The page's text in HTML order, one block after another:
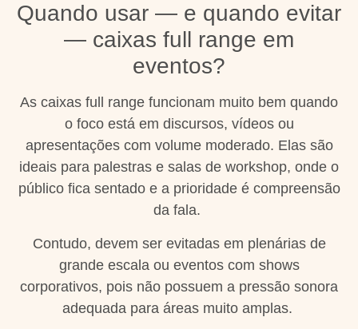
Quando usar — e quando evitar
— caixas full range em
eventos?
As caixas full range funcionam muito bem quando
o foco está em discursos, vídeos ou
apresentações com volume moderado. Elas são
ideais para palestras e salas de workshop, onde o
público fica sentado e a prioridade é compreensão
da fala.
Contudo, devem ser evitadas em plenárias de
grande escala ou eventos com shows
corporativos, pois não possuem a pressão sonora
adequada para áreas muito amplas.